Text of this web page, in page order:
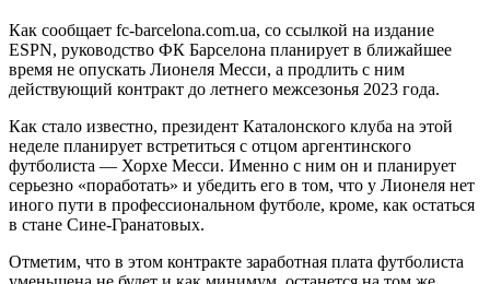
Как сообщает fc-barcelona.com.ua, со ссылкой на издание
ESPN, руководство ФК Барселона планирует в ближайшее
время не опускать Лионеля Месси, а продлить с ним
действующий контракт до летнего межсезонья 2023 года.
Как стало известно, президент Каталонского клуба на этой
неделе планирует встретиться с отцом аргентинского
футболиста — Хорхе Месси. Именно с ним он и планирует
серьезно «поработать» и убедить его в том, что у Лионеля нет
иного пути в профессиональном футболе, кроме, как остаться
в стане Сине-Гранатовых.
Отметим, что в этом контракте заработная плата футболиста